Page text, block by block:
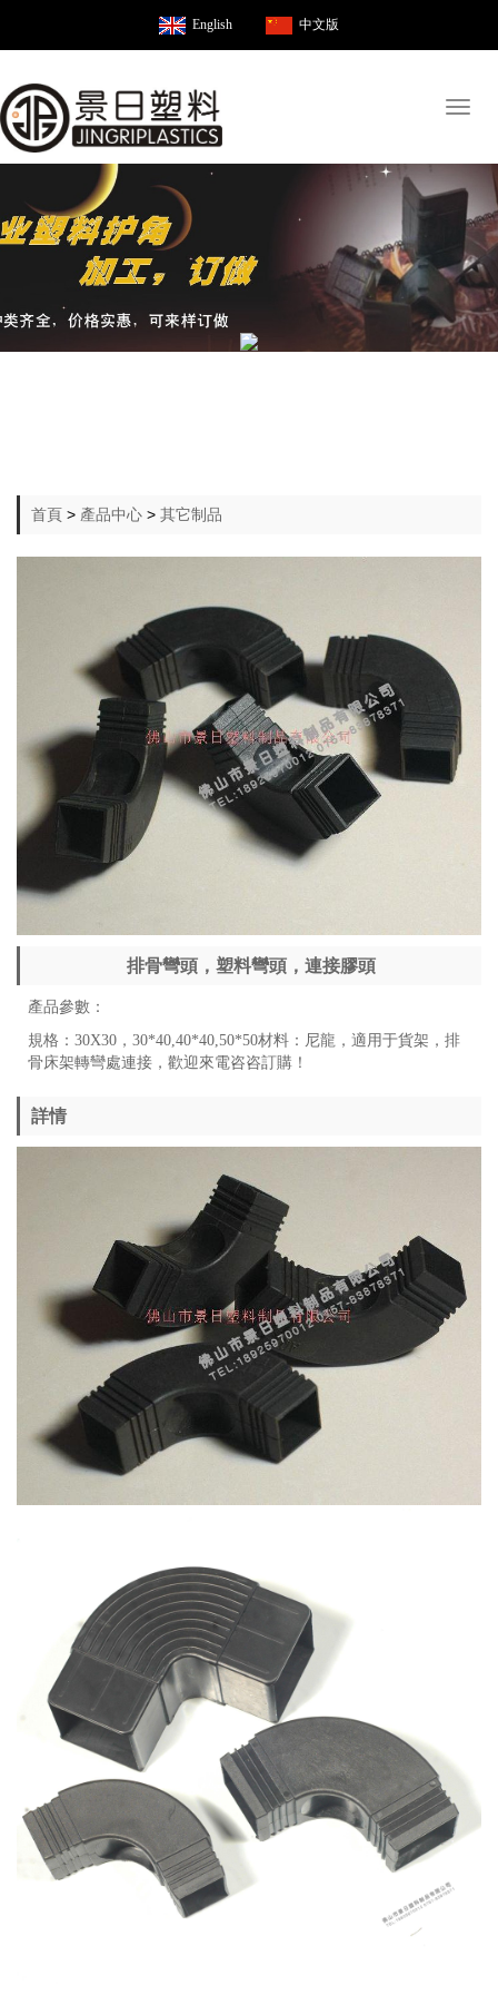
English 中文版
首頁 > 產品中心 > 其它制品
排骨彎頭，塑料彎頭，連接膠頭
產品參數：
規格：30X30，30*40,40*40,50*50材料：尼龍，適用于貨架，排
骨床架轉彎處連接，歡迎來電咨咨訂購！
詳情